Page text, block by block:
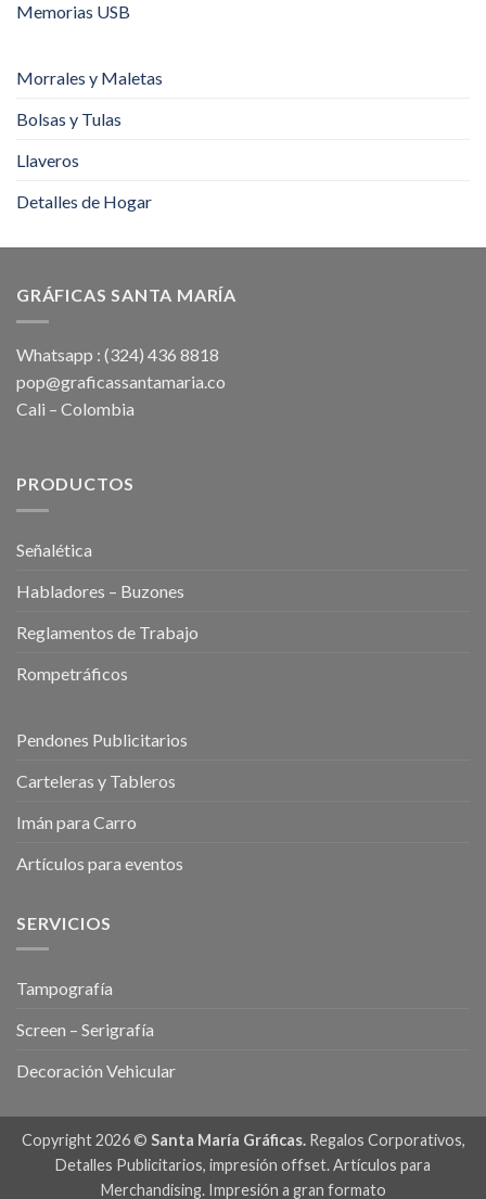
Memorias USB
Morrales y Maletas
Bolsas y Tulas
Llaveros
Detalles de Hogar
GRÁFICAS SANTA MARÍA
Whatsapp : (324) 436 8818
pop@graficassantamaria.co
Cali – Colombia
PRODUCTOS
Señalética
Habladores – Buzones
Reglamentos de Trabajo
Rompetráficos
Pendones Publicitarios
Carteleras y Tableros
Imán para Carro
Artículos para eventos
SERVICIOS
Tampografía
Screen – Serigrafía
Decoración Vehicular
Copyright 2026 © Santa María Gráficas. Regalos Corporativos,
Detalles Publicitarios, impresión offset. Artículos para
Merchandising. Impresión a gran formato